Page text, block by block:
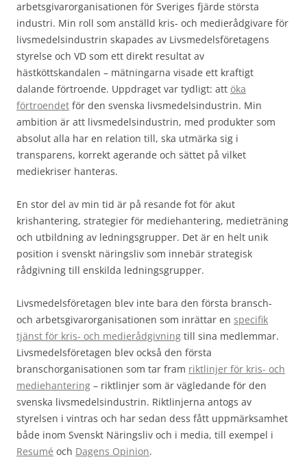
arbetsgivarorganisationen för Sveriges fjärde största
industri. Min roll som anställd kris- och medierådgivare för
livsmedelsindustrin skapades av Livsmedelsföretagens
styrelse och VD som ett direkt resultat av
hästköttskandalen – mätningarna visade ett kraftigt
dalande förtroende. Uppdraget var tydligt: att öka
förtroendet för den svenska livsmedelsindustrin. Min
ambition är att livsmedelsindustrin, med produkter som
absolut alla har en relation till, ska utmärka sig i
transparens, korrekt agerande och sättet på vilket
mediekriser hanteras.
En stor del av min tid är på resande fot för akut
krishantering, strategier för mediehantering, medieträning
och utbildning av ledningsgrupper. Det är en helt unik
position i svenskt näringsliv som innebär strategisk
rådgivning till enskilda ledningsgrupper.
Livsmedelsföretagen blev inte bara den första bransch-
och arbetsgivarorganisationen som inrättar en specifik
tjänst för kris- och medierådgivning till sina medlemmar.
Livsmedelsföretagen blev också den första
branschorganisationen som tar fram riktlinjer för kris- och
mediehantering – riktlinjer som är vägledande för den
svenska livsmedelsindustrin. Riktlinjerna antogs av
styrelsen i vintras och har sedan dess fått uppmärksamhet
både inom Svenskt Näringsliv och i media, till exempel i
Resumé och Dagens Opinion.